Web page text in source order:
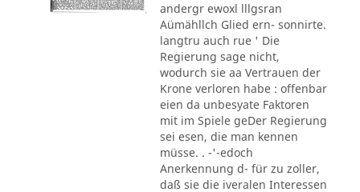
andergr ewoxl lllgsran
Aümähllch Glied ern- sonnirte.
langtru auch rue ' Die
Regierung sage nicht,
wodurch sie aa Vertrauen der
Krone verloren habe : offenbar
eien da unbesyate Faktoren
mit im Spiele geDer Regierung
sei esen, die man kennen
müsse. . -'-edoch
Anerkennung d- für zu zoller,
daß sie die iveralen Interessen